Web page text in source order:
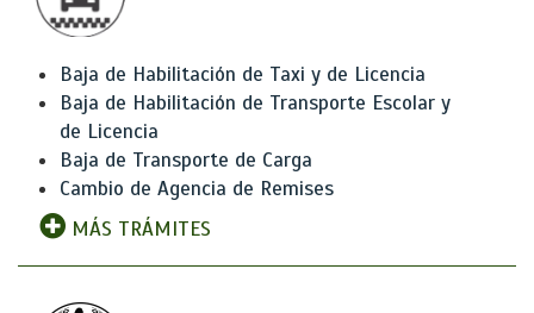
Baja de Habilitación de Taxi y de Licencia
Baja de Habilitación de Transporte Escolar y
de Licencia
Baja de Transporte de Carga
Cambio de Agencia de Remises
MÁS TRÁMITES